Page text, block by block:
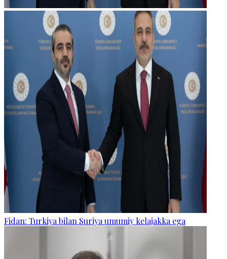
Fidan: Turkiya bilan Suriya umumiy kelajakka ega